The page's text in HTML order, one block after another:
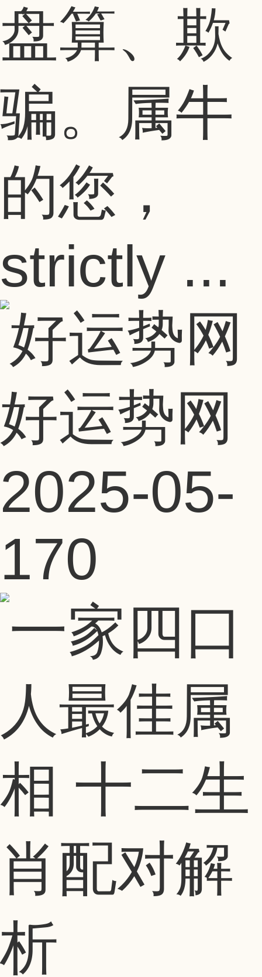
盘算、欺
骗。属牛
的您，
strictly ...
好运势网
2025-05-
170